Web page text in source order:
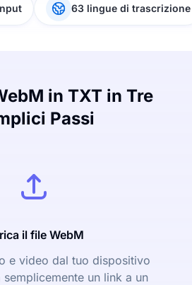
63 lingue di trascrizione
in TXT in Tre
Passi
il file WebM
e video dal tuo dispositivo
un link a un